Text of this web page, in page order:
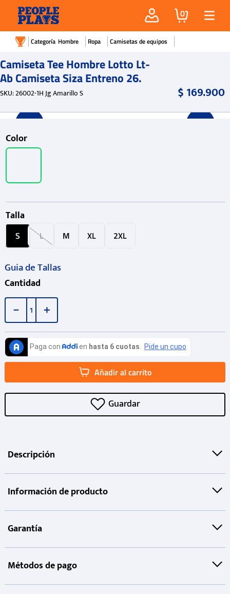
0
Hombre Ropa Camisetas de equipos
Camiseta Tee Hombre Lotto Lt-
Ab Camiseta Siza Entreno 26.
SKU:26002-1H Jg Amarillo S $169.900
Color
Talla
S L M XL 2XL
Guia de Tallas
Cantidad
＋
－
Añadir al carrito
Descripción
Información de producto
Garantía
Métodos de pago